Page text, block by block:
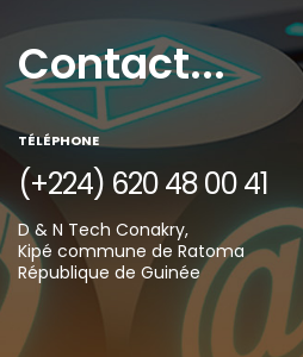
Contact...
TÉLÉPHONE
(+224) 620 48 00 41
D & N Tech Conakry,
Kipé commune de Ratoma
République de Guinée